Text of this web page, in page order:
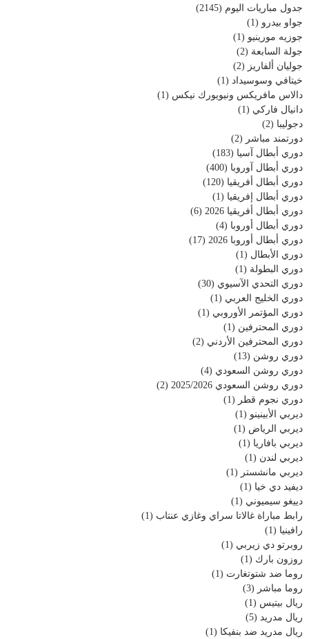
جدول مباريات اليوم (2145)
جواو بيدرو (1)
جوزيه مورينيو (1)
جولة السابعة (2)
جوليان ألفاريز (2)
خيتافي وسوسيداد (1)
دالاس مافريكس ونيويورك نيكس (1)
دانيال فاركي (1)
دجوليبا (2)
دورتمند مباشر (2)
دوري أبطال آسيا (183)
دوري أبطال آوروبا (400)
دوري أبطال أفريقيا (120)
دوري أبطال إفريقيا (1)
دوري أبطال أفريقيا 2026
(6)
دوري أبطال أوروبا (4)
دوري أبطال أوروبا 2026
(17)
دوري الأبطال (1)
دوري البطولة (1)
دوري التحدي الآسيوي (30)
دوري الخليج العربي (1)
دوري المؤتمر الأوروبي (1)
دوري المحترفين (1)
دوري المحترفين الأردني (2)
دوري روشن (13)
دوري روشن السعودي (4)
دوري روشن السعودي 2025/2026
(2)
دوري نجوم قطر (1)
ديربي الأبينينو (1)
ديربي الرياض (1)
ديربي بافاريا (1)
ديربي لندن (1)
ديربي مانشستر (1)
ديفيد دي خيا (1)
دييغو سيميوني (1)
رابط مباراة غالاتا سراي وغازي عنتاب (1)
رافينيا (1)
روبرتو دي زيربي (1)
روزون بارك (1)
روما ضد شتوتغارت (1)
روما مباشر (3)
ريال بيتيس (1)
ريال مدريد (5)
ريال مدريد ضد بنفيكا (1)